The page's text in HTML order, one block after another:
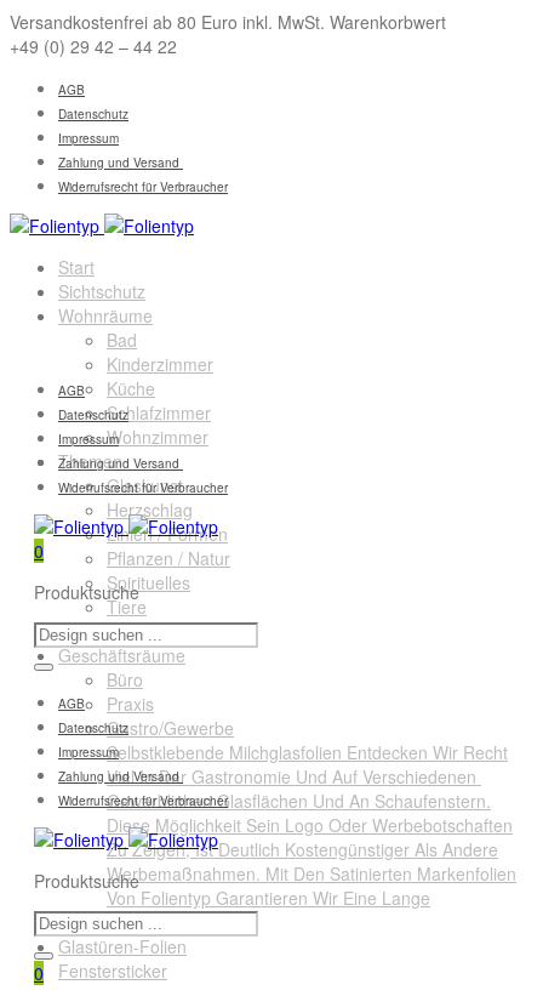
Versandkostenfrei ab 80 Euro inkl. MwSt. Warenkorbwert
+49 (0) 29 42 – 44 22
AGB
Datenschutz
Impressum
Zahlung und Versand
Widerrufsrecht für Verbraucher
Start
Sichtschutz
Wohnräume
Bad
Kinderzimmer
Küche
Schlafzimmer
Wohnzimmer
Themen
Glaskunst
Herzschlag
Linien / Formen
Pflanzen / Natur
Spirituelles
Tiere
Querformate
Geschäftsräume
Büro
Praxis
Gastro/Gewerbe
Selbstklebende Milchglasfolien Entdecken Wir Recht
Viel In Der Gastronomie Und Auf Verschiedenen
Gewerblichen Glasflächen Und An Schaufenstern.
Diese Möglichkeit Sein Logo Oder Werbebotschaften
Zu Zeigen, Ist Deutlich Kostengünstiger Als Andere
Werbemaßnahmen. Mit Den Satinierten Markenfolien
Von Folientyp Garantieren Wir Eine Lange
Lebensdauer.
Glastüren-Folien
Fenstersticker
AGB
Datenschutz
Impressum
Zahlung und Versand
Widerrufsrecht für Verbraucher
0
Produktsuche
AGB
Datenschutz
Impressum
Zahlung und Versand
Widerrufsrecht für Verbraucher
Produktsuche
0